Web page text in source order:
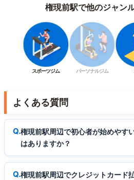
権現前駅で他のジャン
スポーツジム パーソナルジム
よくある質問
権現前駅周辺で初心者が始めやす
はありますか？
権現前駅周辺でクレジットカード